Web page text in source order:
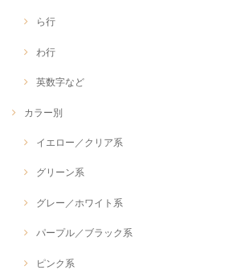
ら行
わ行
英数字など
カラー別
イエロー／クリア系
グリーン系
グレー／ホワイト系
パープル／ブラック系
ピンク系